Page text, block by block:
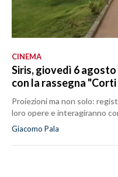
CINEMA
Siris, giovedì 6
con la rassegna
Proiezioni ma non solo:
loro opere e interagiranno
Giacomo Pala